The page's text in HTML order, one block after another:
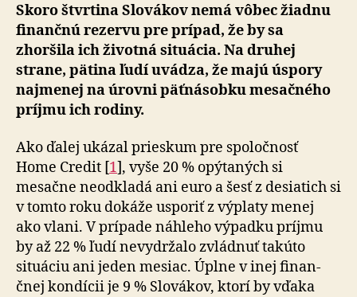
Skoro štvrtina Slovákov nemá vôbec žiadnu
fi­nan­čnú rezervu pre prí­pad, že by sa
zhoršila ich životná situácia. Na dru­hej
strane, pätina ľudí uvádza, že majú úspory
naj­menej na úrovni päť­ná­sobku mesačného
príjmu ich rodiny.
Ako ďalej ukázal prieskum pre spoločnosť
Home Credit [1], vyše 20 % opý­ta­ných si
mesačne neodkladá ani euro a šesť z de­sia­tich si
v tomto roku dokáže usporiť z výplaty menej
ako vlani. V prí­pade náhleho výpadku príjmu
by až 22 % ľudí nevydržalo zvládnuť takúto
situáciu ani jeden mesiac. Úplne v inej fi­nan­
čnej kon­dícii je 9 % Slovákov, ktorí by vďaka